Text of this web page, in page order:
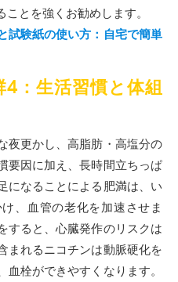
とを強くお勧めします。
試験紙の使い方：自宅で簡単
：生活習慣と体組
夜更かし、高脂肪・高塩分の
要因に加え、長時間立ちっぱ
になることによる肥満は、い
、血管の老化を加速させま
すると、心臓発作のリスクは
まれるニコチンは動脈硬化を
栓ができやすくなります。